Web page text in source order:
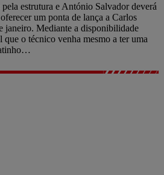
pela estrutura e António Salvador deverá
um ponta de lança a Carlos
janeiro. Mediante a disponibilidade
o técnico venha mesmo a ter uma